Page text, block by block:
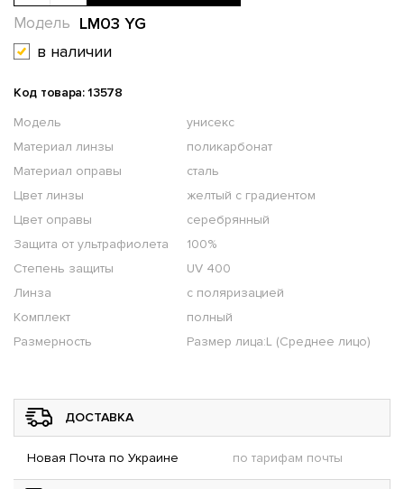
LM03 YG
Модель
в наличии
Код товара: 13578
Модель
унисекс
Материал линзы
поликарбонат
Материал оправы
сталь
Цвет линзы
желтый с градиентом
Цвет оправы
серебрянный
Защита от ультрафиолета
100%
Степень защиты
UV 400
Линза
с поляризацией
Комплект
полный
Размерность
Размер лица:L (Среднее лицо)
ДОСТАВКА
Новая Почта по Украине по тарифам почты